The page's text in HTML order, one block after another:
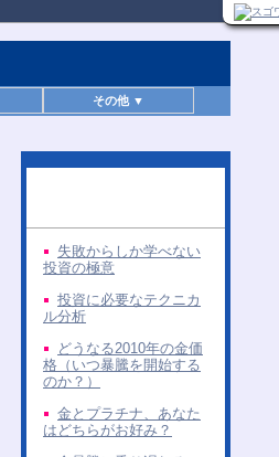
その他 ▼
失敗からしか学べない
投資の極意
投資に必要なテクニカ
ル分析
どうなる2010年の金価
格（いつ暴騰を開始する
のか？）
金とプラチナ、あなた
はどちらがお好み？